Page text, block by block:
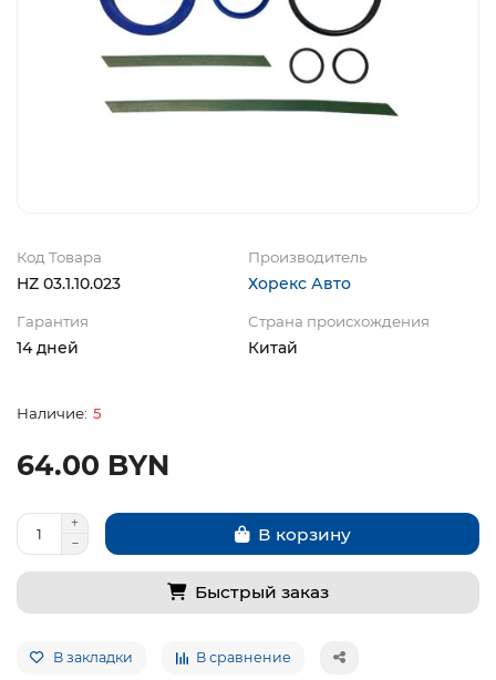
Код Товара
HZ 03.1.10.023
Производитель
Хорекс Авто
Гарантия
14 дней
Страна происхождения
Китай
5
64.00 BYN
В корзину
Быстрый заказ
В закладки В сравнение